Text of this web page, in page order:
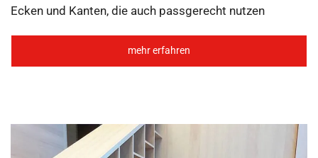
Ecken und Kanten, die auch passgerecht nutzen
mehr erfahren